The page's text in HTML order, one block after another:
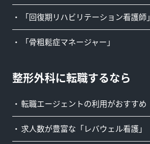
「回復期リハビリテーション看護師」
「骨粗鬆症マネージャー」
整形外科に転職するなら
転職エージェントの利用がおすすめ
求人数が豊富な「レバウェル看護」